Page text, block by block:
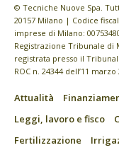
© Tecniche Nuove Spa.
20157 Milano | Codice
imprese di Milano:
Registrazione Tribunale di
registrata presso il
ROC n. 24344 dell’11 marzo
Attualità
Leggi, lavoro e fisco
Fertilizzazione